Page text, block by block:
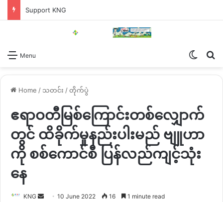
Support KNG
Menu
Home / သတင်း /တိုက်ပွဲ
ဧရာဝတီမြစ်ကြောင်းတစ်လျှောက်
တွင် ထိခိုက်မှုနည်းပါးမည် ဗျူဟာ
ကို စစ်ကောင်စီ ပြန်လည်ကျင့်သုံး
နေ
KNG
Send10 June 2022 16 1 minute read